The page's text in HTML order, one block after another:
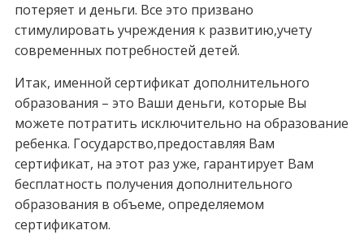
потеряет и деньги. Все это призвано
стимулировать учреждения к развитию,учету
современных потребностей детей.
Итак, именной сертификат дополнительного
образования – это Ваши деньги, которые Вы
можете потратить исключительно на образование
ребенка. Государство,предоставляя Вам
сертификат, на этот раз уже, гарантирует Вам
бесплатность получения дополнительного
образования в объеме, определяемом
сертификатом.